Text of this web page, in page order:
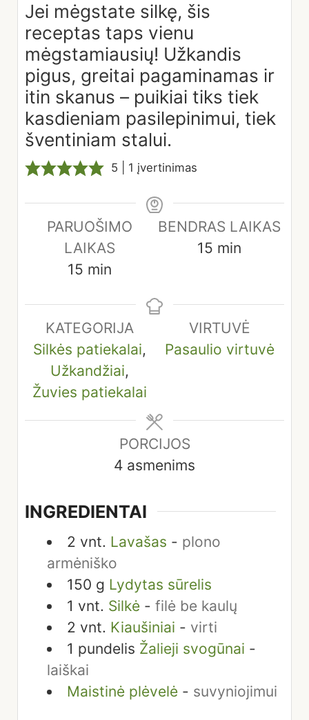
Jei mėgstate silkę, šis
receptas taps vienu
mėgstamiausių! Užkandis
pigus, greitai pagaminamas ir
itin skanus – puikiai tiks tiek
kasdieniam pasilepinimui, tiek
šventiniam stalui.
5 | 1 įvertinimas
PARUOŠIMO
LAIKAS
15 minutes
min
BENDRAS LAIKAS
15 minutes
min
KATEGORIJA
Silkės patiekalai,
Užkandžiai,
Žuvies patiekalai
VIRTUVĖ
Pasaulio virtuvė
PORCIJOS
4 asmenims
INGREDIENTAI
2 vnt. Lavašas - plono
armėniško
150 g Lydytas sūrelis
1 vnt. Silkė - filė be kaulų
2 vnt. Kiaušiniai - virti
1 pundelis Žalieji svogūnai -
laiškai
Maistinė plėvelė - suvyniojimui